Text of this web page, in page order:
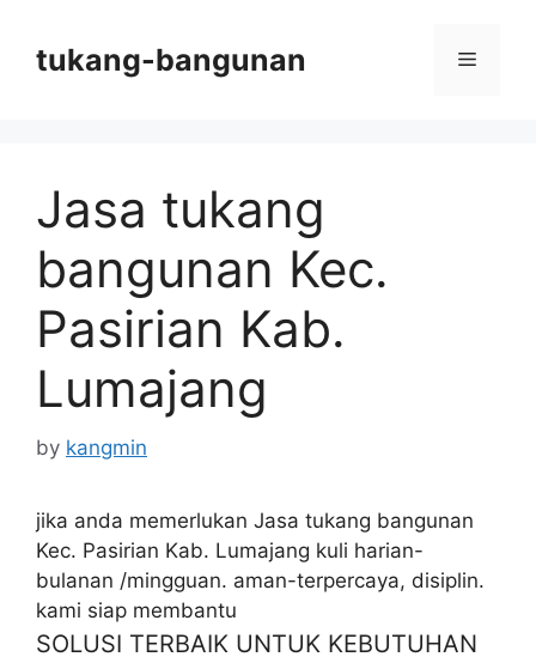
contenttukang-bangunan Menu
Jasa tukang
bangunan Kec.
Pasirian Kab.
Lumajang
by kangmin
jika anda memerlukan Jasa tukang bangunan
Kec. Pasirian Kab. Lumajang kuli harian-
bulanan /mingguan. aman-terpercaya, disiplin.
kami siap membantu
SOLUSI TERBAIK UNTUK KEBUTUHAN